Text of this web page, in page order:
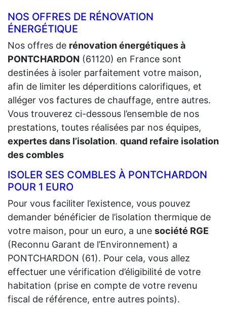
NOS OFFRES DE RÉNOVATION
ÉNERGÉTIQUE
Nos offres de rénovation énergétiques à
PONTCHARDON (61120) en France sont
destinées à isoler parfaitement votre maison,
afin de limiter les déperditions calorifiques, et
alléger vos factures de chauffage, entre autres.
Vous trouverez ci-dessous l’ensemble de nos
prestations, toutes réalisées par nos équipes,
expertes dans l’isolation. quand refaire isolation
des combles
ISOLER SES COMBLES À PONTCHARDON
POUR 1 EURO
Pour vous faciliter l’existence, vous pouvez
demander bénéficier de l’isolation thermique de
votre maison, pour un euro, a une société RGE
(Reconnu Garant de l’Environnement) a
PONTCHARDON (61). Pour cela, vous allez
effectuer une vérification d’éligibilité de votre
habitation (prise en compte de votre revenu
fiscal de référence, entre autres points).